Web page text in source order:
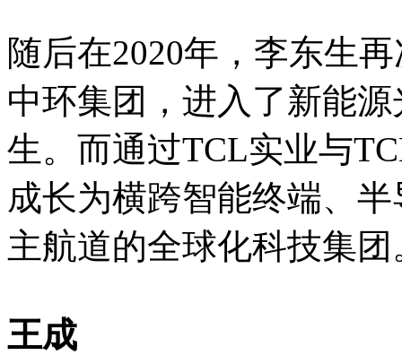
随后在2020年，李东生
中环集团，进入了新能
生。而通过TCL实业与
成长为横跨智能终端、
主航道的全球化科技集团
王成